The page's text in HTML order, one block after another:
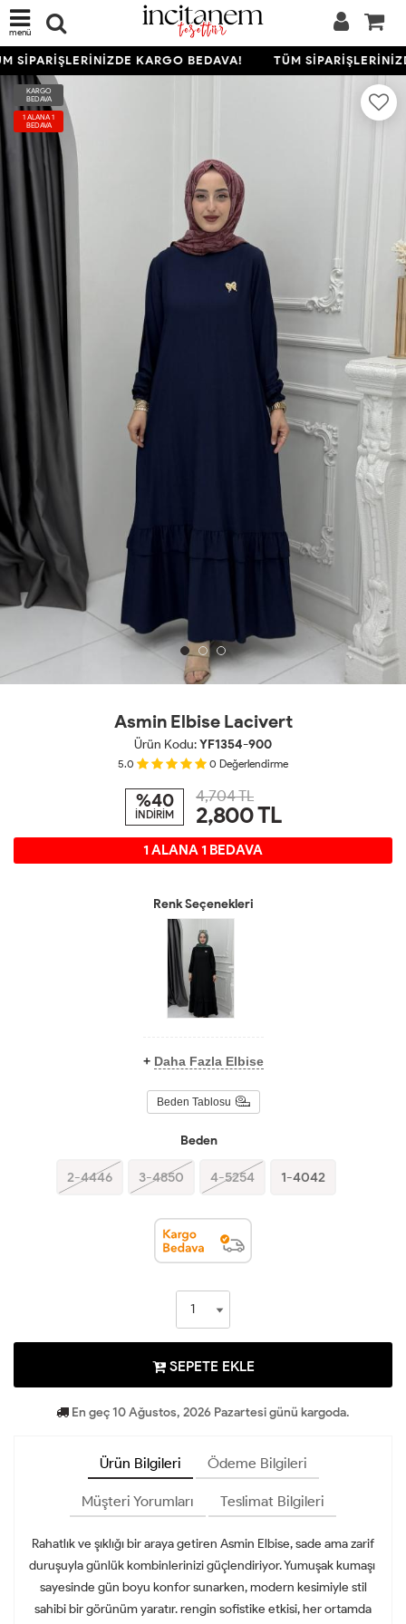
menü
SİPARİŞLERİNİZDE KARGO BEDAVA! TÜM
KARGO
BEDAVA
1 ALANA 1
BEDAVA
Asmin Elbise Lacivert
Ürün Kodu:YF1354-900
5.0 0 Değerlendirme
%40
İNDİRİM
4,704 TL
2,800TL
1 ALANA 1 BEDAVA
Renk Seçenekleri
+ Daha Fazla Elbise
Beden Tablosu
Beden
2-4446 3-4850 4-5254 1-4042
SEPETE EKLE
En geç 10 Ağustos, 2026 Pazartesi günü kargoda.
Ürün Bilgileri Ödeme Bilgileri
Müşteri Yorumları Teslimat Bilgileri
Rahatlık ve şıklığı bir araya getiren Asmin Elbise, sade ama zarif
duruşuyla günlük kombinlerinizi güçlendiriyor. Yumuşak kumaşı
sayesinde gün boyu konfor sunarken, modern kesimiyle stil
sahibi bir görünüm yaratır. rengin sofistike etkisi, her ortamda